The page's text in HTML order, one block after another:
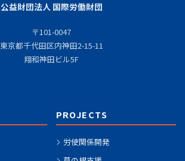
公益財団法人 国際労働財団
〒101-0047
東京都千代田区内神田2-15-11
翔和神田ビル5F
PROJECTS
労使関係開発